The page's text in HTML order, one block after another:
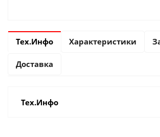
Тех.Инфо Характеристики
Доставка
Тех.Инфо